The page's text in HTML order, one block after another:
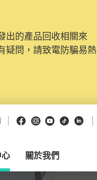
出的產品回收相關來
疑問，請致電防騙易熱
Facebook
Instagram
Youtube
抖音領英
關於我們